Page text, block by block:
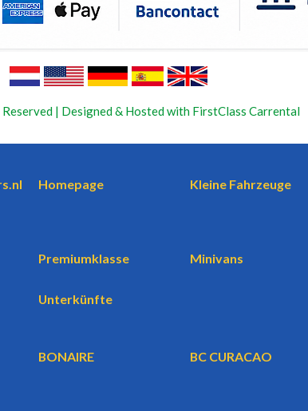
| Designed & Hosted with FirstClass Carrental
Homepage Kleine Fahrzeuge
Premiumklasse Minivans
Unterkünfte
BONAIRE BC CURACAO